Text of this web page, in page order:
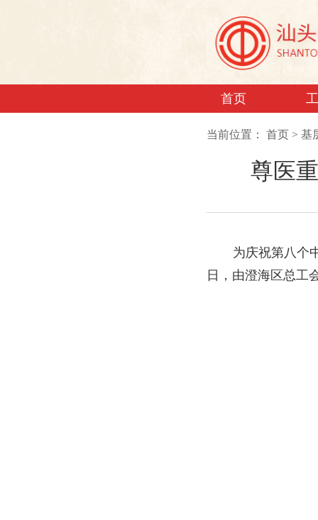
首页
当前位置： 首页 > 基
尊医
为庆祝第八个
日，由澄海区总工